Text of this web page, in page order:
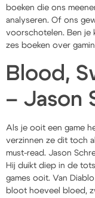
boeken die ons
analyseren. Of ons
voorschotelen. Ben je
zes boeken over
Blood,
– Jason
Als je ooit een game
verzinnen ze dit toch
must-read. Jason
Hij duikt diep in de
games ooit. Van
bloot hoeveel bloed,